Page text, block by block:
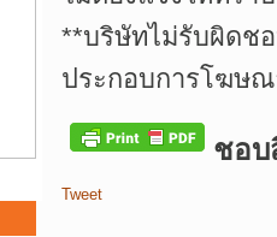
**บริษัทไม่รับผิดช
ประกอบการโฆษ
ชอบ
Tweet